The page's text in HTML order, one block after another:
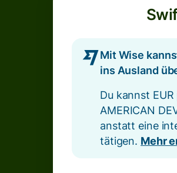
Mit Wise
ins Ausland
Du kannst
AMERICAN
anstatt eine
tätigen. Mehr